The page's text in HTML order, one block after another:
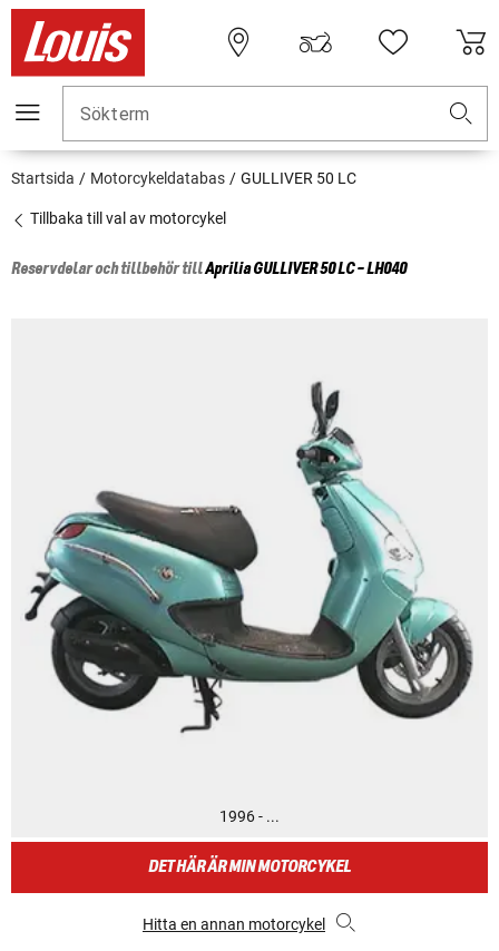
Sökterm
Startsida Motorcykeldatabas GULLIVER 50 LC
Tillbaka till val av motorcykel
Reservdelar och tillbehör tillApriliaGULLIVER 50 LC - LH040
1996 - ...
DET HÄR ÄR MIN MOTORCYKEL
Hitta en annan motorcykel